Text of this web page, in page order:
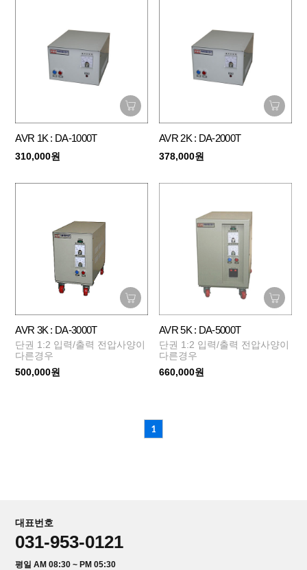
AVR 1K : DA-1000T
310,000원
AVR 2K : DA-2000T
378,000원
AVR 3K : DA-3000T
단권 1:2 입력/출력 전압사양이
다른경우
500,000원
AVR 5K : DA-5000T
단권 1:2 입력/출력 전압사양이
다른경우
660,000원
1
대표번호
031-953-0121
평일 AM 08:30 ~ PM 05:30